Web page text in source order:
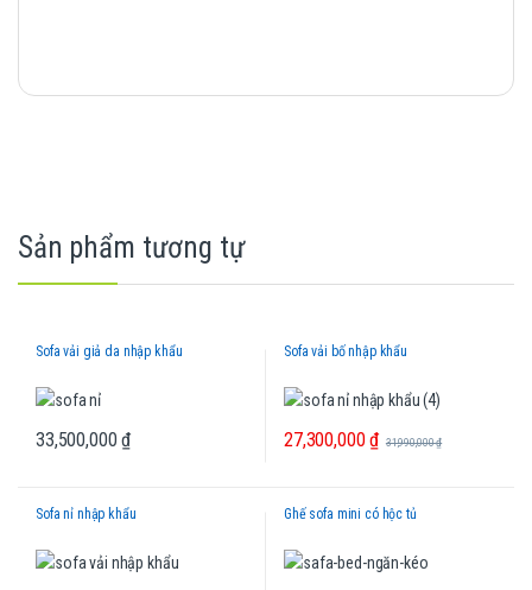
Sản phẩm tương tự
Sofa vải giả da nhập khẩu
33,500,000₫
Sofa vải bố nhập khẩu
27,300,000₫ 31,990,000₫
Sofa nỉ nhập khẩu Ghế sofa mini có hộc tủ